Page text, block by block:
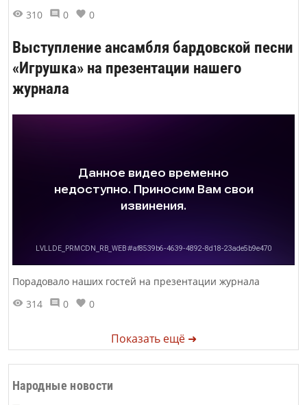
310
0 0
Выступление ансамбля бардовской песни
«Игрушка» на презентации нашего
журнала
Порадовало наших гостей на презентации журнала
314
0 0
Показать ещё ➜
Народные новости